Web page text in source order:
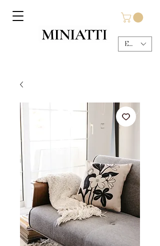
EUR (€)